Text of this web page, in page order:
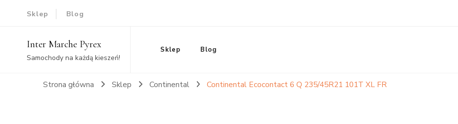
Sklep Blog
Inter Marche Pyrex
Samochody na każdą kieszeń!
Sklep Blog
Strona główna Sklep Continental Continental Ecocontact 6 Q 235/45R21 101T XL FR